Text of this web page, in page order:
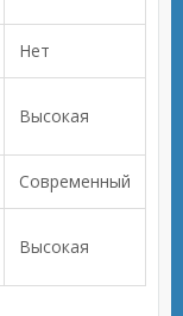
Нет
Высокая
Современный
Высокая